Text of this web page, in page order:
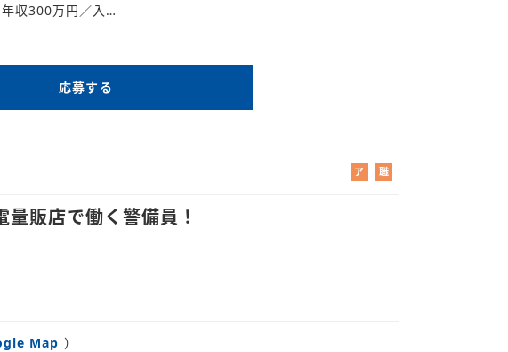
収300万円／入…
応募する
ア
職
販店で働く警備員！
Map ）